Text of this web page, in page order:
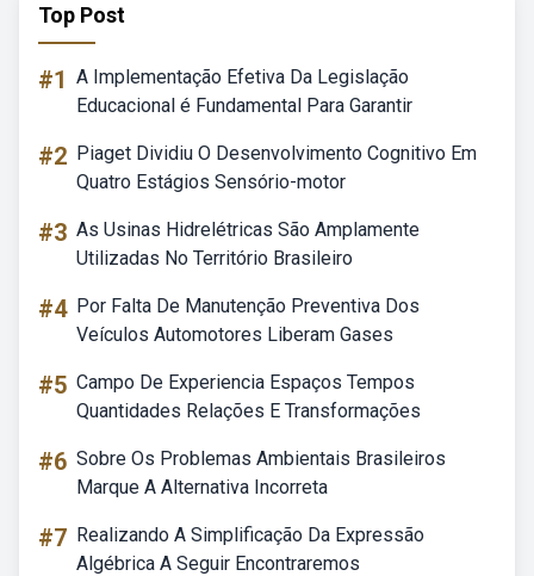
Top Post
#1 A Implementação Efetiva Da Legislação
Educacional é Fundamental Para Garantir
#2 Piaget Dividiu O Desenvolvimento Cognitivo Em
Quatro Estágios Sensório-motor
#3 As Usinas Hidrelétricas São Amplamente
Utilizadas No Território Brasileiro
#4 Por Falta De Manutenção Preventiva Dos
Veículos Automotores Liberam Gases
#5 Campo De Experiencia Espaços Tempos
Quantidades Relações E Transformações
#6 Sobre Os Problemas Ambientais Brasileiros
Marque A Alternativa Incorreta
#7 Realizando A Simplificação Da Expressão
Algébrica A Seguir Encontraremos